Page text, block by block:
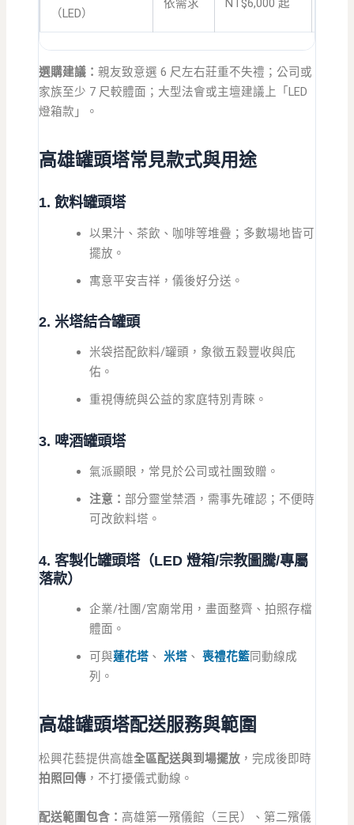
（LED）
依需求 NT$6,000 起
選購建議：親友致意選 6 尺左右莊重不失禮；公司或
家族至少 7 尺較體面；大型法會或主壇建議上「LED
燈箱款」。
高雄罐頭塔常見款式與用途
1. 飲料罐頭塔
以果汁、茶飲、咖啡等堆疊；多數場地皆可
擺放。
寓意平安吉祥，儀後好分送。
2. 米塔結合罐頭
米袋搭配飲料/罐頭，象徵五穀豐收與庇
佑。
重視傳統與公益的家庭特別青睞。
3. 啤酒罐頭塔
氣派顯眼，常見於公司或社團致贈。
注意：部分靈堂禁酒，需事先確認；不便時
可改飲料塔。
4. 客製化罐頭塔（LED 燈箱/宗教圖騰/專屬
落款）
企業/社團/宮廟常用，畫面整齊、拍照存檔
體面。
可與蓮花塔 、米塔 、喪禮花籃同動線成
列。
高雄罐頭塔配送服務與範圍
松興花藝提供高雄全區配送與到場擺放 ，完成後即時
拍照回傳 ，不打擾儀式動線。
配送範圍包含： 高雄第一殯儀館（三民）、第二殯儀